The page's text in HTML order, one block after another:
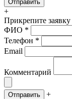
+
Прикрепите заявку
ФИО *
Телефон *
Email
Комментарий
Отправить +